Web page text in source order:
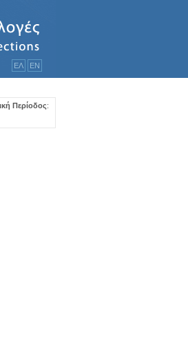
ΕΛ ΕΝ
Περίοδος: